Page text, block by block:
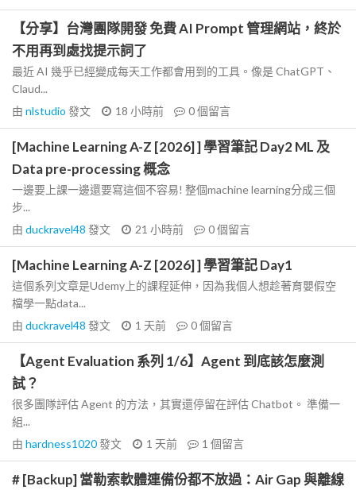
【分享】台灣團隊開發 免費 AI Prompt 管理網站，終於
不用再到處找提示詞了
最近 AI 幾乎已經變成每天工作都會用到的工具。像是 ChatGPT、
Claud...
由 nlstudio 發文 18 小時前 0個留言
[Machine Learning A-Z [2026] ] 學習筆記 Day2 ML 及
Data pre-processing 概念
一邊要上課一邊還要寫這個不容易! 整個machine learning分成三個
步...
由 duckravel48 發文 21 小時前 0個留言
[Machine Learning A-Z [2026] ] 學習筆記 Day1
這個系列文章是Udemy上的課程延伸，因為我個人想趁著育嬰假空
檔學一點data...
由 duckravel48 發文 1 天前 0個留言
【Agent Evaluation 系列 1/6】Agent 到底該怎麼測
試？
很多團隊評估 Agent 的方法，其實還停留在評估 Chatbot。 準備一
組...
由 hardness1020發文 1 天前 1 個留言
# [Backup] 當勒索軟體連備份都不放過：Air Gap 與離線